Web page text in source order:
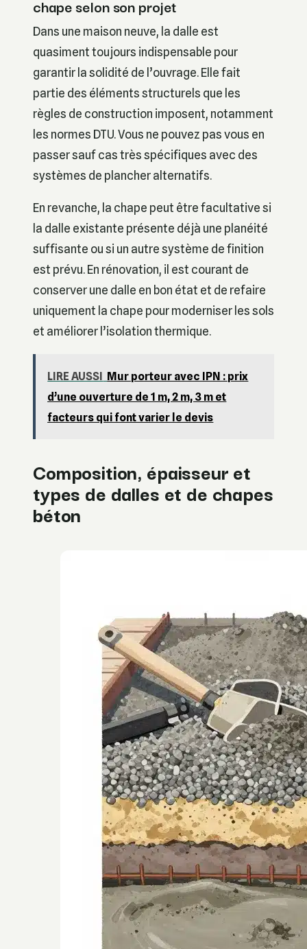
chape selon son projet
Dans une maison neuve, la dalle est
quasiment toujours indispensable pour
garantir la solidité de l’ouvrage. Elle fait
partie des éléments structurels que les
règles de construction imposent, notamment
les normes DTU. Vous ne pouvez pas vous en
passer sauf cas très spécifiques avec des
systèmes de plancher alternatifs.
En revanche, la chape peut être facultative si
la dalle existante présente déjà une planéité
suffisante ou si un autre système de finition
est prévu. En rénovation, il est courant de
conserver une dalle en bon état et de refaire
uniquement la chape pour moderniser les sols
et améliorer l’isolation thermique.
LIRE AUSSI
Mur porteur avec IPN : prix
d’une ouverture de 1 m, 2 m, 3 m et
facteurs qui font varier le devis
Composition, épaisseur et
types de dalles et de chapes
béton